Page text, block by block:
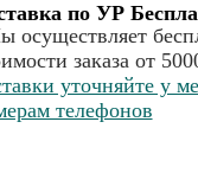
по УР
осуществляет
заказа от
уточняйте у
телефонов